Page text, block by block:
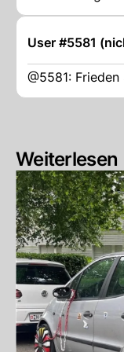
User #5581
@5581:
Weiterlesen